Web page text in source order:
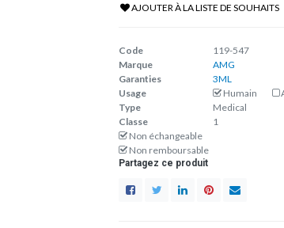
AJOUTER À LA LISTE DE SOUHAITS
Code
119-547
Marque
AMG
Garanties
3ML
Usage
Humain
Type
Medical
Classe
1
Non échangeable
Non remboursable
Partagez ce produit